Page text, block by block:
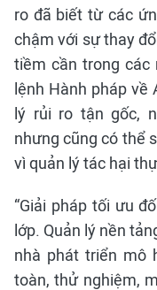
ro đã biết từ các
chậm với sự thay
tiềm cần trong các
lệnh Hành pháp về
lý rủi ro tận gốc,
nhưng cũng có thể
vì quản lý tác hại
“Giải pháp tối ưu
lớp. Quản lý nền
nhà phát triển mô
toàn, thử nghiệm,